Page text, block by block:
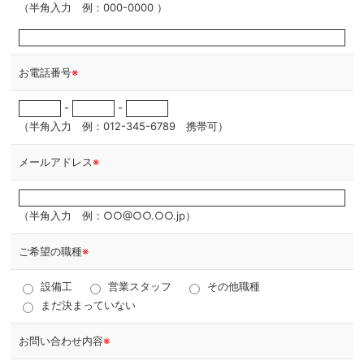
（半角入力 例：000-0000 ）
お電話番号※
-
-
（半角入力 例：012-345-6789 携帯可）
メールアドレス※
（半角入力 例：○○@○○.○○.jp）
ご希望の職種※
設備工 営業スタッフ
その他職種
まだ決まっていない
お問い合わせ内容※